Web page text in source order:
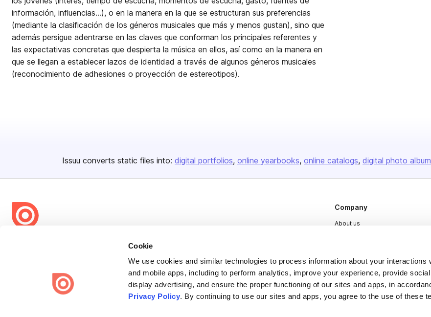
Cookie
We use cookies and similar technologies to process information about your interactions
and mobile apps, including to perform analytics, improve your experience, provide
display advertising, and ensure the proper functioning of our sites and apps, in
Privacy Policy. By continuing to use our sites and apps, you agree to the use of these
información, influencias...), o en la manera en la que se estructuran sus preferencias
(mediante la clasificación de los géneros musicales que más y menos gustan), sino que
además persigue adentrarse en las claves que conforman los principales referentes y
las expectativas concretas que despierta la música en ellos, así como en la manera en
que se llegan a establecer lazos de identidad a través de algunos géneros musicales
(reconocimiento de adhesiones o proyección de estereotipos).
Issuu converts static files into: digital portfolios online yearbooks online catalogs digital photo
share everywhere.
Issuu turns PDFs and other files into interactive flipbooks and
engaging content for every channel.
Company
About us
Press
Contact